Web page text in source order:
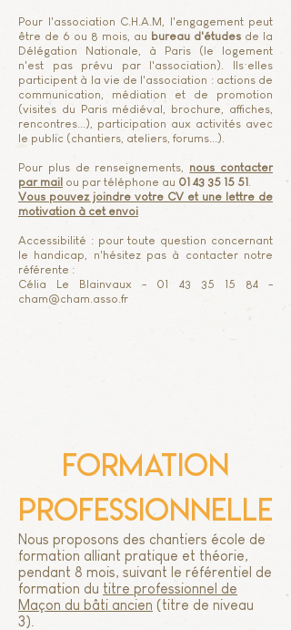
Pour l'association C.H.A.M, l'engagement peut
être de 6 ou 8 mois, au bureau d'études de la
Délégation Nationale, à Paris (le logement
n'est pas prévu par l'association). Ils·elles
participent à la vie de l'association : actions de
communication, médiation et de promotion
(visites du Paris médiéval, brochure, affiches,
rencontres...), participation aux activités avec
le public (chantiers, ateliers, forums...).
Pour plus de renseignements, nous contacter
par mail ou par téléphone au 01 43 35 15 51.
Vous pouvez joindre votre CV et une lettre de
motivation à cet envoi
Accessibilité : pour toute question concernant
le handicap, n'hésitez pas à contacter notre
référente :
Célia Le Blainvaux - 01 43 35 15 84-
cham@cham.asso.fr
formation
professionnelle
Nous proposons des chantiers école de
formation alliant pratique et théorie,
pendant 8 mois, suivant le référentiel de
formation du titre professionnel de
Maçon du bâti ancien (titre de niveau
3).​​​